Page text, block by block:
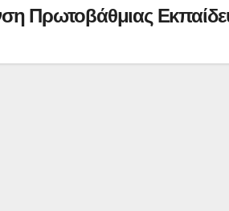
Πρωτοβάθμιας